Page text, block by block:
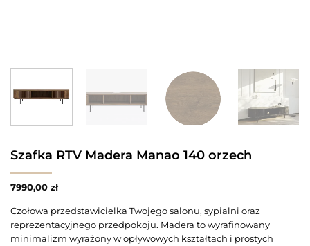
Szafka RTV Madera Manao 140 orzech
7990,00 zł
Czołowa przedstawicielka Twojego salonu, sypialni oraz
reprezentacyjnego przedpokoju. Madera to wyrafinowany
minimalizm wyrażony w opływowych kształtach i prostych